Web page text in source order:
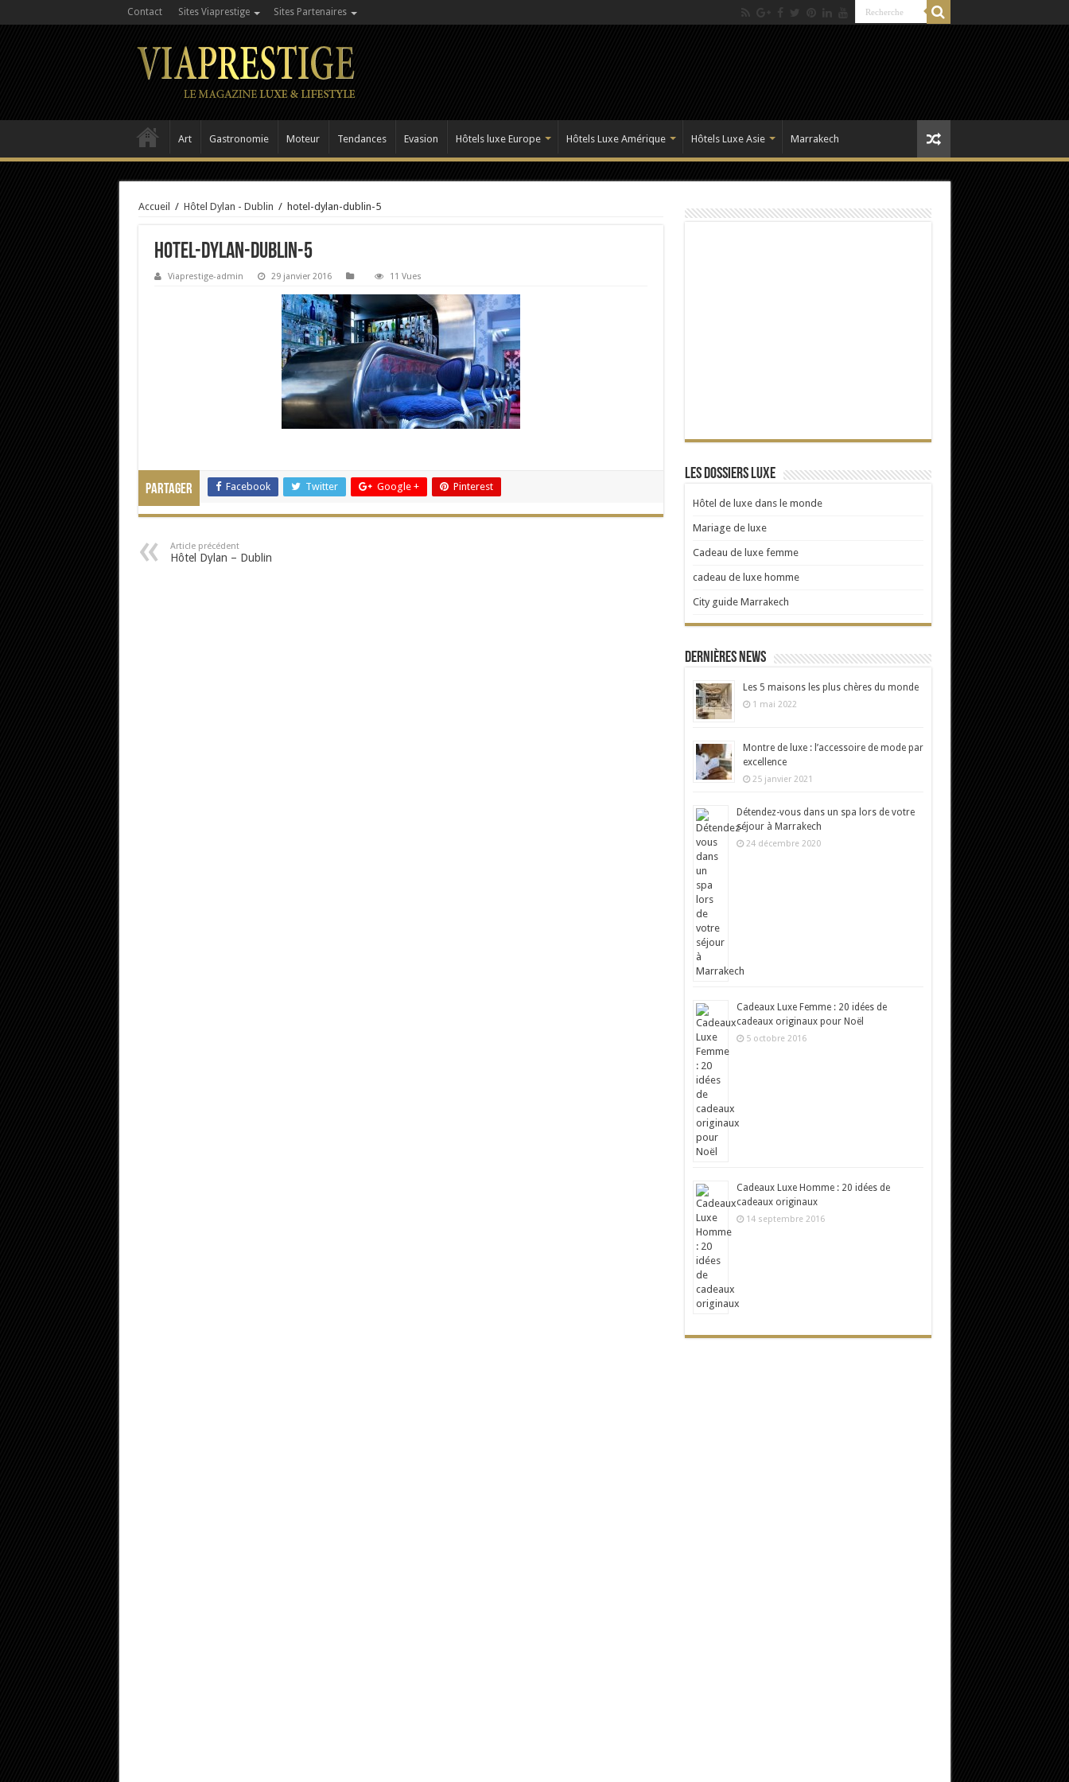
Contact Sites Viaprestige Sites Partenaires
Art Gastronomie Moteur Tendances Evasion Hôtels luxe Europe Hôtels Luxe Amérique Hôtels Luxe Asie Marrakech
Accueil / Hôtel Dylan - Dublin / hotel-dylan-dublin-5
hotel-dylan-dublin-5
Viaprestige-admin 29 janvier 2016 11 Vues
Partager Facebook Twitter Google + Pinterest
Article précédent
Hôtel Dylan – Dublin
Les dossiers Luxe
Hôtel de luxe dans le monde
Mariage de luxe
Cadeau de luxe femme
cadeau de luxe homme
City guide Marrakech
Dernières news
Les 5 maisons les plus chères du monde
1 mai 2022
Montre de luxe : l’accessoire de mode par
excellence
25 janvier 2021
Détendez-vous dans un spa lors de votre
séjour à Marrakech
24 décembre 2020
Cadeaux Luxe Femme : 20 idées de
cadeaux originaux pour Noël
5 octobre 2016
Cadeaux Luxe Homme : 20 idées de
cadeaux originaux
14 septembre 2016